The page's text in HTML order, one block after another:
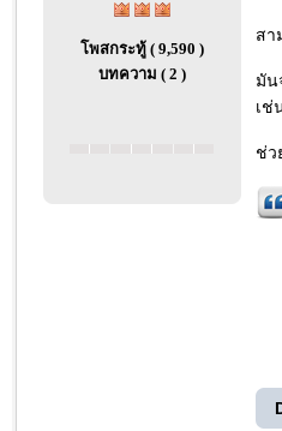
โพสกระทู้ ( 9,590 )
บทความ ( 2 )
สา
มัน
เช่
ช่ว